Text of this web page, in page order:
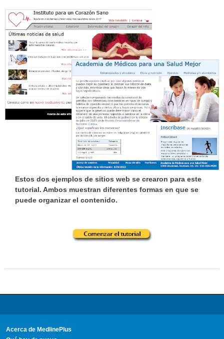
Estos dos ejemplos de sitios web se crearon para este
tutorial. Ambos muestran diferentes formas en que se
puede organizar el contenido.
Acerca de MedlinePlus